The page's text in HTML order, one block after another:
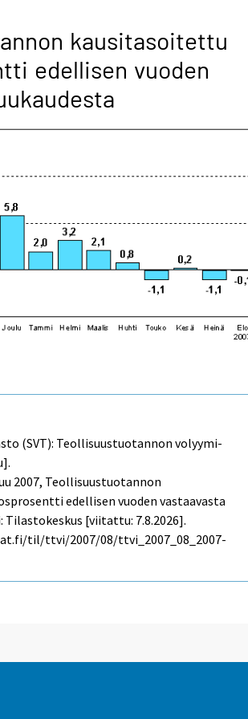
kausitasoitettu
edellisen vuoden
(SVT): Teollisuustuotannon volyymi-
2007, Teollisuustuotannon
edellisen vuoden vastaavasta
Tilastokeskus [viitattu: 7.8.2026].
til/ttvi/2007/08/ttvi_2007_08_2007-